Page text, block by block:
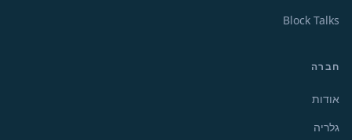
Block Talks
חברה
אודות
גלריה